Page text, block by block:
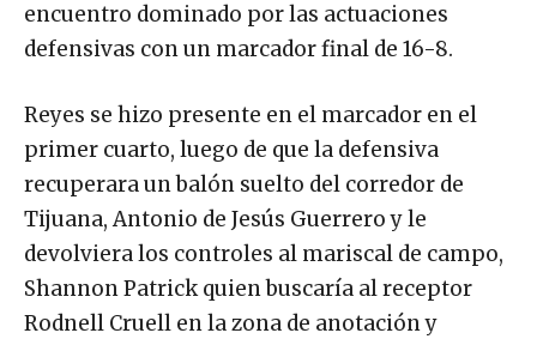
encuentro dominado por las actuaciones
defensivas con un marcador final de 16-8.
Reyes se hizo presente en el marcador en el
primer cuarto, luego de que la defensiva
recuperara un balón suelto del corredor de
Tijuana, Antonio de Jesús Guerrero y le
devolviera los controles al mariscal de campo,
Shannon Patrick quien buscaría al receptor
Rodnell Cruell en la zona de anotación y